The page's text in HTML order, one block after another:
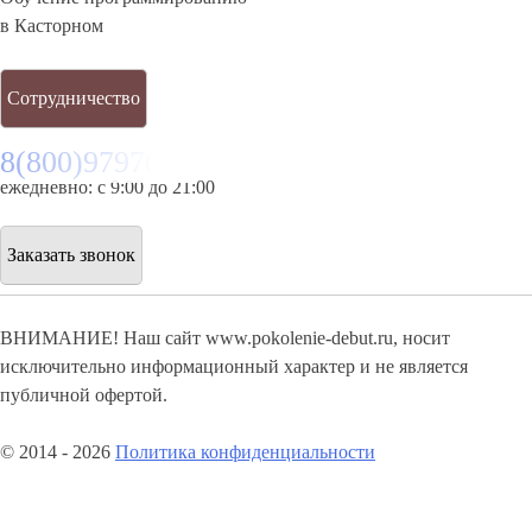
в Касторном
Сотрудничество
8(800)9797043
ежедневно: с 9:00 до 21:00
Заказать звонок
ВНИМАНИЕ! Наш сайт www.pokolenie-debut.ru, носит
исключительно информационный характер и не является
публичной офертой.
© 2014 - 2026 Политика конфиденциальности